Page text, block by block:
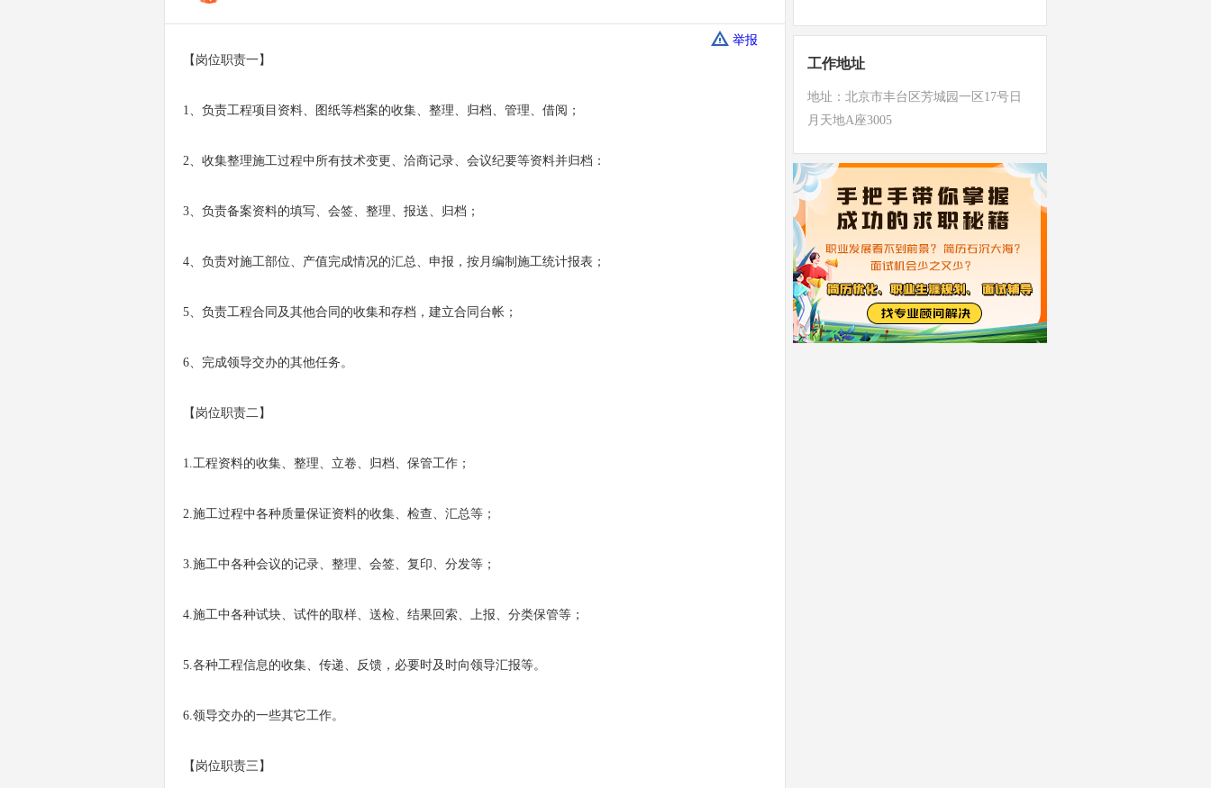
【岗位职责一】
1、负责工程项目资料、图纸等档案的收集、整理、归档、管理、借阅；
2、收集整理施工过程中所有技术变更、洽商记录、会议纪要等资料并归档：
3、负责备案资料的填写、会签、整理、报送、归档；
4、负责对施工部位、产值完成情况的汇总、申报，按月编制施工统计报表；
5、负责工程合同及其他合同的收集和存档，建立合同台帐；
6、完成领导交办的其他任务。
【岗位职责二】
1.工程资料的收集、整理、立卷、归档、保管工作；
2.施工过程中各种质量保证资料的收集、检查、汇总等；
3.施工中各种会议的记录、整理、会签、复印、分发等；
4.施工中各种试块、试件的取样、送检、结果回索、上报、分类保管等；
5.各种工程信息的收集、传递、反馈，必要时及时向领导汇报等。
6.领导交办的一些其它工作。
【岗位职责三】
举报
工作地址
地址：北京市丰台区芳城园一区17号日
月天地A座3005